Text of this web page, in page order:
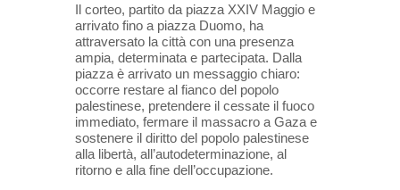
Il corteo, partito da piazza XXIV Maggio e
arrivato fino a piazza Duomo, ha
attraversato la città con una presenza
ampia, determinata e partecipata. Dalla
piazza è arrivato un messaggio chiaro:
occorre restare al fianco del popolo
palestinese, pretendere il cessate il fuoco
immediato, fermare il massacro a Gaza e
sostenere il diritto del popolo palestinese
alla libertà, all’autodeterminazione, al
ritorno e alla fine dell’occupazione.